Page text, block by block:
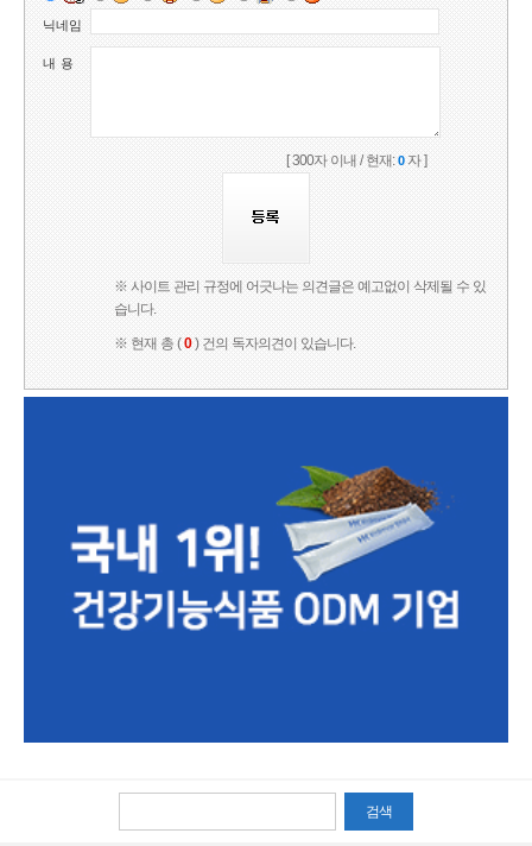
닉네임
내 용
[ 300자 이내 / 현재:0자 ]
※ 사이트 관리 규정에 어긋나는 의견글은 예고없이 삭제될 수 있
습니다.
※ 현재 총 (0) 건의 독자의견이 있습니다.
검색